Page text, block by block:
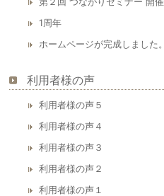
1周年
ホームページが完成しました。
利用者様の声
利用者様の声５
利用者様の声４
利用者様の声３
利用者様の声２
利用者様の声１